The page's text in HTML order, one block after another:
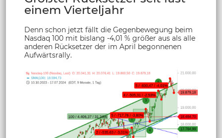
einem Vierteljahr
Denn schon jetzt fällt die Gegenbewegung beim
Nasdaq 100 mit bislang -4,01 % größer aus als alle
anderen Rücksetzer der im April begonnenen
Aufwärtsrally.